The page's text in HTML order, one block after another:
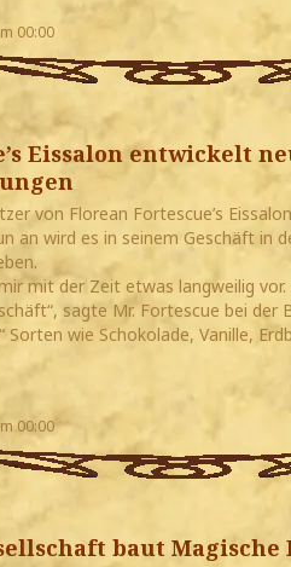
00:00
Eissalon entwickelt
von Florean Fortescue’s
an wird es in seinem Geschäft in
mit der Zeit etwas langweilig
sagte Mr. Fortescue bei der
Sorten wie Schokolade, Vanille,
00:00
baut